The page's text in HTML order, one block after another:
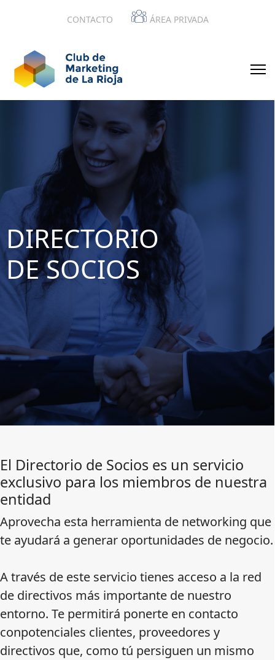
CONTACTO ÁREA PRIVADA
DIRECTORIO
DE SOCIOS
El Directorio de Socios es un servicio
exclusivo para los miembros de nuestra
entidad
Aprovecha esta herramienta de networking que
te ayudará a generar oportunidades de negocio.
A través de este servicio tienes acceso a la red
de directivos más importante de nuestro
entorno. Te permitirá ponerte en contacto
conpotenciales clientes, proveedores y
directivos que, como tú persiguen un mismo